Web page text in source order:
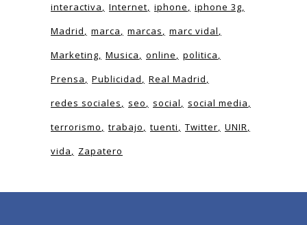
interactiva
Internet iphone
iphone 3g
Madrid
marca marcas
marc vidal
Marketing
Musica online
politica
Prensa
Publicidad
Real Madrid
redes sociales
seo social
social media
terrorismo
trabajo tuenti Twitter
UNIR
vida
Zapatero